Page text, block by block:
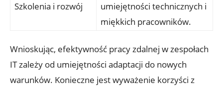
Szkolenia i rozwój
umiejętności technicznych i
miękkich pracowników.
Wnioskując, ​efektywność ⁢pracy zdalnej​ w⁢ zespołach
IT zależy od umiejętności adaptacji do nowych
‌warunków. Konieczne jest wyważenie korzyści z